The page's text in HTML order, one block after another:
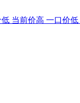
低 当前价高 一口价低